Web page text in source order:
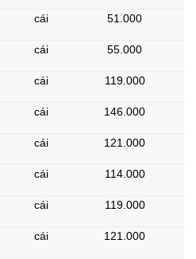
cái 51.000
cái 55.000
cái 119.000
cái 146.000
cái 121.000
cái 114.000
cái 119.000
cái 121.000